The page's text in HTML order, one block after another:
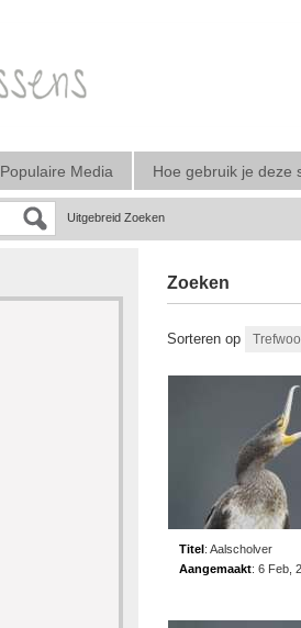
Populaire Media Hoe gebruik je deze
Uitgebreid Zoeken
Zoeken
Sorteren op
Titel: Aalscholver
Aangemaakt: 6 Feb,